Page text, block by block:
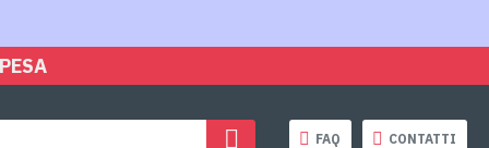
FAQ CONTATTI